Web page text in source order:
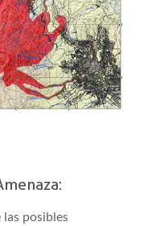
posibles